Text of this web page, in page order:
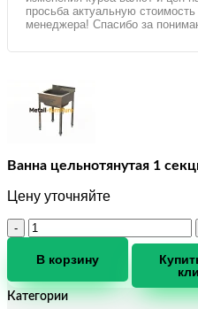
просьба актуальную стоимость
менеджера! Спасибо за
Ванна цельнотянутая 1
Цену уточняйте
Количество
товара
Ванна
1
секционная
В корзину
Категории